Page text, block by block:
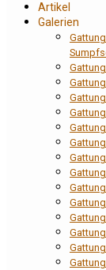
Artikel
Galerien